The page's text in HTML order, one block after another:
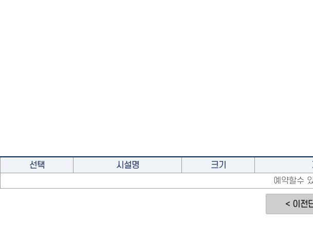
선택 시설명 크기
예약할수
< 이전